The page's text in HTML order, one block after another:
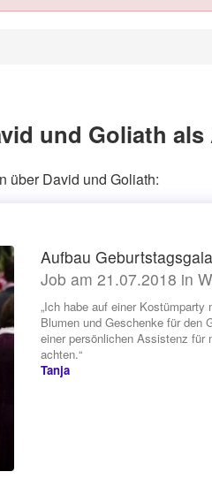
und Goliath
über David und Goliath:
Aufbau Geburtstagsgala
Job am 21.07.2018 in
„Ich habe auf einer
Blumen und Geschenke für den
einer persönlichen Assistenz für
achten.“
Tanja